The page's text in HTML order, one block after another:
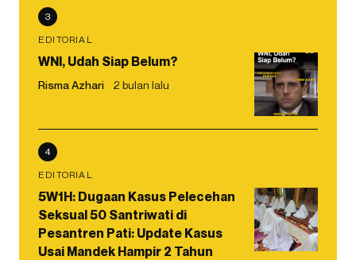
3
EDITORIAL
WNI, Udah Siap Belum?
Risma Azhari 2 bulan lalu
4
EDITORIAL
5W1H: Dugaan Kasus Pelecehan
Seksual 50 Santriwati di
Pesantren Pati: Update Kasus
Usai Mandek Hampir 2 Tahun